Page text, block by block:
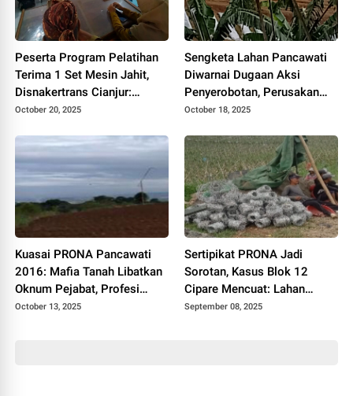
Peserta Program Pelatihan
Terima 1 Set Mesin Jahit,
Disnakertrans Cianjur:
Manfaatkan Semaksimal
October 20, 2025
Sengketa Lahan Pancawati
Diwarnai Dugaan Aksi
Penyerobotan, Perusakan
dan Pencurian, Pelaku di
October 18, 2025
Kuasai PRONA Pancawati
2016: Mafia Tanah Libatkan
Oknum Pejabat, Profesi
Hukum dan Preman
October 13, 2025
Sertipikat PRONA Jadi
Sorotan, Kasus Blok 12
Cipare Mencuat: Lahan
Petani Pancawati Terancam
September 08, 2025